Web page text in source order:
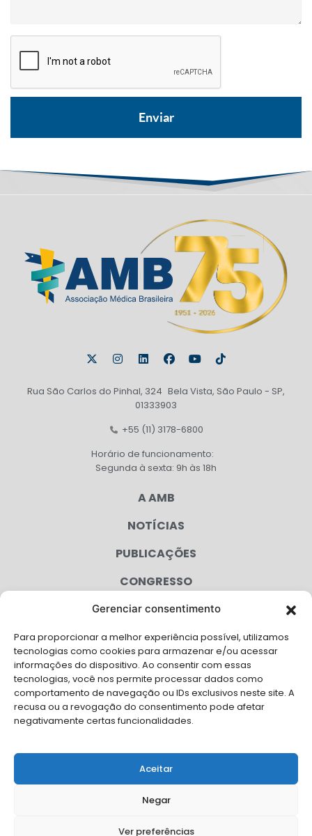
Gerenciar consentimento
Para proporcionar a melhor experiência possível, utilizamos
tecnologias como cookies para armazenar e/ou acessar
informações do dispositivo. Ao consentir com essas
tecnologias, você nos permite processar dados como
comportamento de navegação ou IDs exclusivos neste site. A
recusa ou a revogação do consentimento pode afetar
negativamente certas funcionalidades.
Aceitar
Negar
Ver preferências
Rua São Carlos do Pinhal, 324 Bela Vista, São Paulo - SP,
01333903
+55 (11) 3178-6800
Horário de funcionamento:
Segunda à sexta: 9h às 18h
A AMB
NOTÍCIAS
PUBLICAÇÕES
CONGRESSO
AGENDA
CAMPANHAS
SERVIÇOS
FILIADAS
LGPD
FALE CONOSCO
Solicite Apoio Institucional da AMB para o seu evento